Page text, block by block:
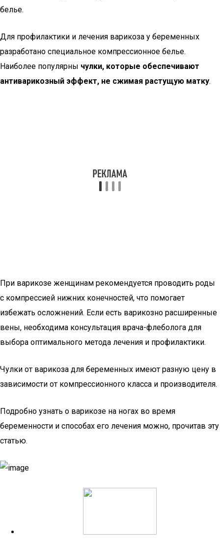
белье.
Для профилактики и лечения варикоза у беременных
разработано специальное компрессионное белье.
Наиболее популярны чулки, которые обеспечивают
антиварикозный эффект, не сжимая растущую матку.
При варикозе женщинам рекомендуется проводить роды
с компрессией нижних конечностей, что помогает
избежать осложнений. Если есть варикозно расширенные
вены, необходима консультация врача-флеболога для
выбора оптимального метода лечения и профилактики.
Чулки от варикоза для беременных имеют разную цену в
зависимости от компрессионного класса и производителя.
Подробно узнать о варикозе на ногах во время
беременности и способах его лечения можно, прочитав эту
статью.